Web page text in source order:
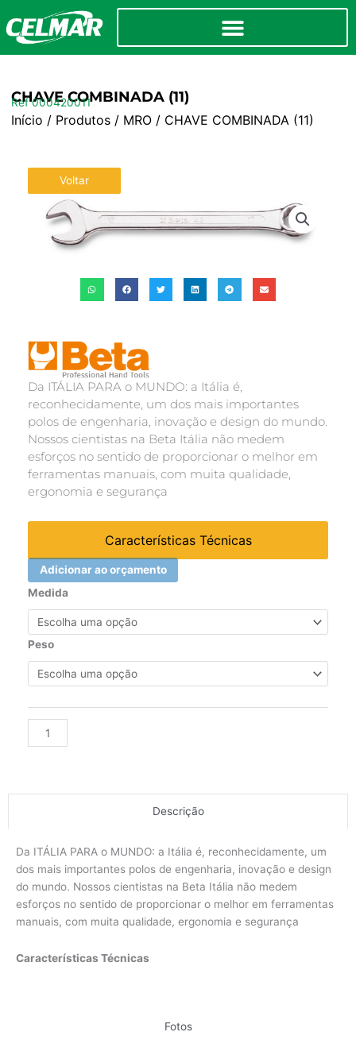
CHAVE COMBINADA (11)
Ref 000420011
Início / Produtos/ MRO/ CHAVE COMBINADA (11)
Voltar
Da ITÁLIA PARA o MUNDO: a Itália é,
reconhecidamente, um dos mais importantes
polos de engenharia, inovação e design do mundo.
Nossos cientistas na Beta Itália não medem
esforços no sentido de proporcionar o melhor em
ferramentas manuais, com muita qualidade,
ergonomia e segurança
Características Técnicas
Adicionar ao orçamento
Medida
Peso
CHAVE
COMBINADA
(11)
quantidade
Descrição
Fotos
Da ITÁLIA PARA o MUNDO: a Itália é, reconhecidamente, um
dos mais importantes polos de engenharia, inovação e design
do mundo. Nossos cientistas na Beta Itália não medem
esforços no sentido de proporcionar o melhor em ferramentas
manuais, com muita qualidade, ergonomia e segurança
Características Técnicas